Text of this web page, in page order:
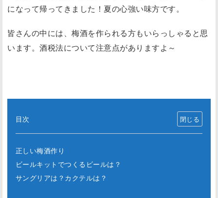
になって帰ってきました！夏の心強い味方です。
皆さんの中には、梅酒を作られる方もいらっしゃると思
います。酒税法について注意点がありますよ～
目次
正しい梅酒作り
ビールキットでつくるビールは？
サングリアは？カクテルは？